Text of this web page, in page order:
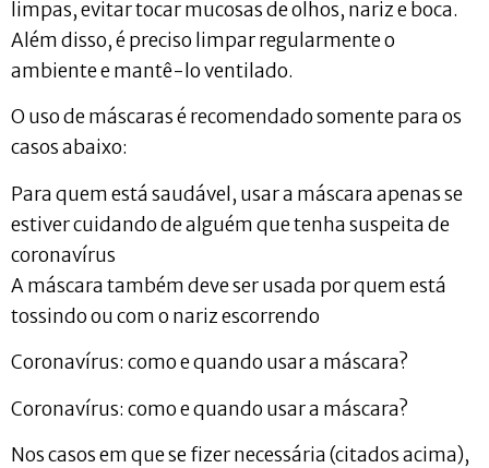
limpas, evitar tocar mucosas de olhos, nariz e boca.
Além disso, é preciso limpar regularmente o
ambiente e mantê-lo ventilado.
O uso de máscaras é recomendado somente para os
casos abaixo:
Para quem está saudável, usar a máscara apenas se
estiver cuidando de alguém que tenha suspeita de
coronavírus
A máscara também deve ser usada por quem está
tossindo ou com o nariz escorrendo
Coronavírus: como e quando usar a máscara?
Coronavírus: como e quando usar a máscara?
Nos casos em que se fizer necessária (citados acima),